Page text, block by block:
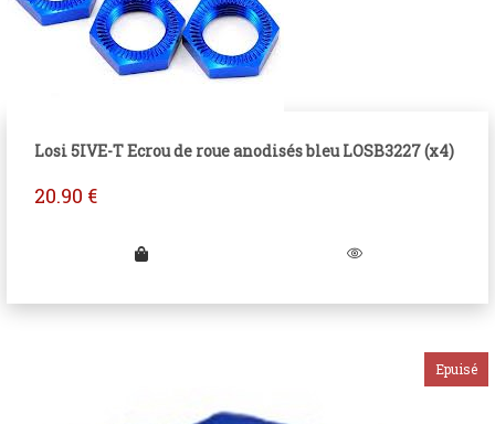
Losi 5IVE-T Ecrou de roue anodisés bleu LOSB3227 (x4)
20.90 €